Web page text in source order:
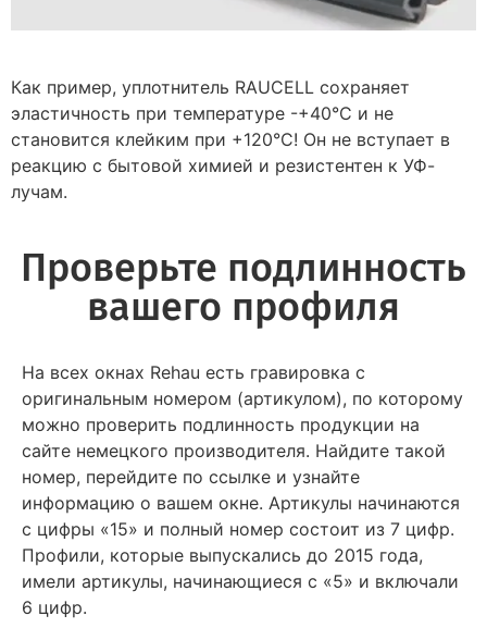
Как пример, уплотнитель RAUCELL сохраняет
эластичность при температуре -+40°С и не
становится клейким при +120°С! Он не вступает в
реакцию с бытовой химией и резистентен к УФ-
лучам.
Проверьте подлинность
вашего профиля
На всех окнах Rehau есть гравировка с
оригинальным номером (артикулом), по которому
можно проверить подлинность продукции на
сайте немецкого производителя. Найдите такой
номер, перейдите по ссылке и узнайте
информацию о вашем окне. Артикулы начинаются
с цифры «15» и полный номер состоит из 7 цифр.
Профили, которые выпускались до 2015 года,
имели артикулы, начинающиеся с «5» и включали
6 цифр.